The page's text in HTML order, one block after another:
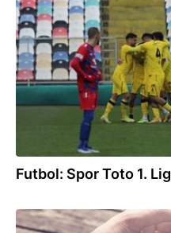
22.01.2022
Futbol: Spor Toto 1. Lig
21.01.2022